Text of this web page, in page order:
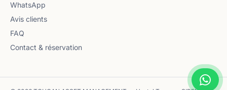
WhatsApp
Avis clients
FAQ
Contact & réservation